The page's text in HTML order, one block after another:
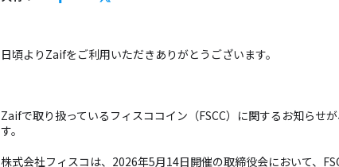
日頃よりZaifをご利用いただきありがとうございます。
Zaifで取り扱っているフィスココイン（FSCC）に関するお知らせ
す。
株式会社フィスコは、2026年5月14日開催の取締役会において、